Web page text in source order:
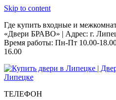
Skip to content
Где купить входные и
«Двери БРАВО» | Адрес: г.
Время работы: Пн-Пт 10.00-
16.00
ТЕЛЕФОН